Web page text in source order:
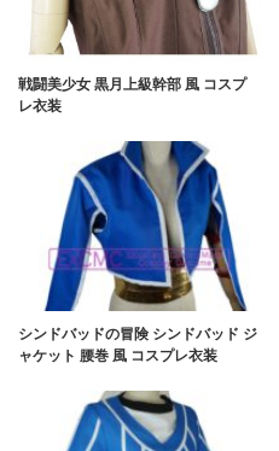
戦闘美少女 黒月上級幹部 風 コスプ
レ衣装
シンドバッドの冒険 シンドバッド ジ
ャケット 腰巻 風 コスプレ衣装